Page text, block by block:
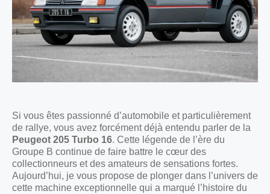
Si vous êtes passionné d’automobile et particulièrement
de rallye, vous avez forcément déjà entendu parler de la
Peugeot 205 Turbo 16. Cette légende de l’ère du
Groupe B continue de faire battre le cœur des
collectionneurs et des amateurs de sensations fortes.
Aujourd’hui, je vous propose de plonger dans l’univers de
cette machine exceptionnelle qui a marqué l’histoire du